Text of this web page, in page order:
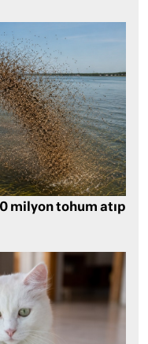
milyon tohum atıp